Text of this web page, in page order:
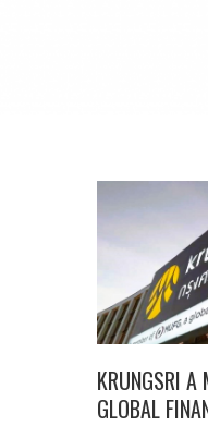
KRUNGSRI A
GLOBAL